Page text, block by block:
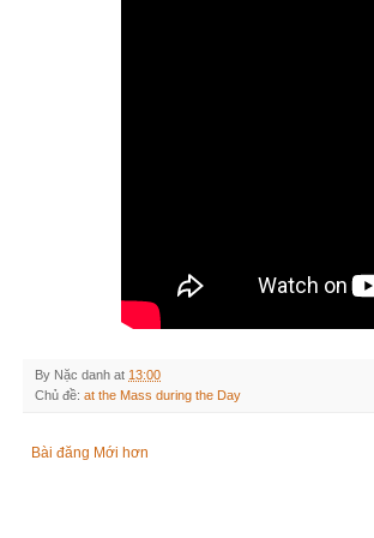
By Nặc danh at 13:00
Chủ đề: at the Mass during the Day
Bài đăng Mới hơn